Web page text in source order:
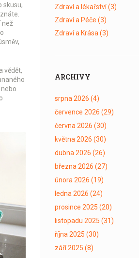
skusu,
než
vědět,
Zdraví a lékařství(3)
Zdraví a Péče (3)
Zdraví a Krása (3)
ARCHIVY
srpna 2026 (4)
července 2026 (29)
června 2026 (30)
května 2026 (30)
dubna 2026 (26)
března 2026 (27)
února 2026 (19)
ledna 2026 (24)
prosince 2025 (20)
listopadu 2025 (31)
října 2025 (30)
září 2025 (8)